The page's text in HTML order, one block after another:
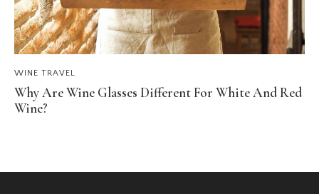
WINE TRAVEL
Why Are Wine Glasses Different For White And Red
Wine?